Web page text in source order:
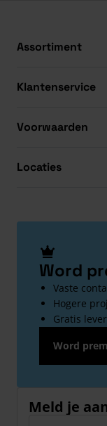
Assortiment
Klantenservice
Voorwaarden
Locaties
Word
Vaste
Hogere
Gratis
Word
Meld je